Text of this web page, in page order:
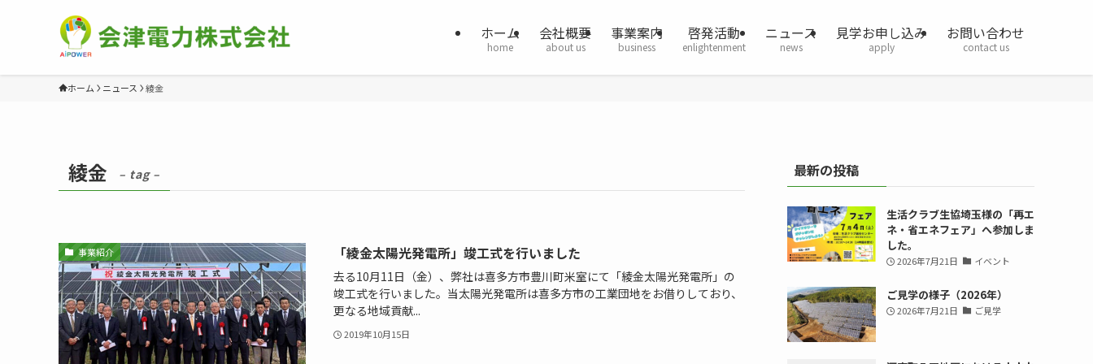
ホーム
home
会社概要
about us
事業案内
business
啓発活動
enlightenment
ニュース
news
見学お申し込み
apply
お問い合わせ
contact us
ホーム ニュース 綾金
綾金 – tag –
事業紹介 「綾金太陽光発電所」竣工式を行いました
去る10月11日（金）、弊社は喜多方市豊川町米室にて「綾金太陽光発電所」の
竣工式を行いました。当太陽光発電所は喜多方市の工業団地をお借りしており、
更なる地域貢献...
2019年10月15日
最新の投稿
生活クラブ生協埼玉様の「再エ
ネ・省エネフェア」へ参加しま
した。
2026年7月21日 イベント
ご見学の様子（2026年）
2026年7月21日 ご見学